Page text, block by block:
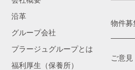
沿革
グループ会社
プラージュグループとは
福利厚生（保養所）
物件募
ご意